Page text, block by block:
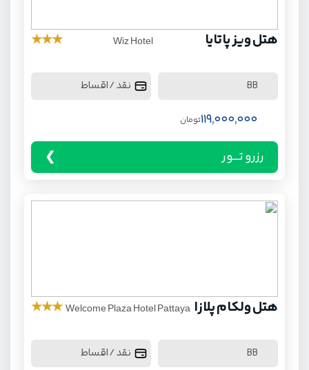
هتل ویز پاتایا Wiz Hotel
★
★
★
BB نقد / اقساط
119,000,000تومان
رزرو تـــور
هتل ولکام پلازا Welcome Plaza Hotel Pattaya
★
★
★
BB نقد / اقساط